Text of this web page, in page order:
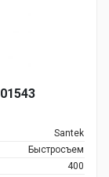
Santek
Быстросъем
400